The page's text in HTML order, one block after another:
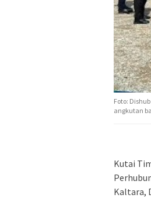
Foto:
angkutan
Kutai
Kaltara,